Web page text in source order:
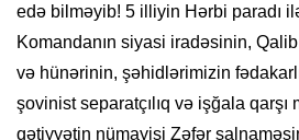
edə bilməyib! 5 illiyin Hərbi paradı
Komandanın siyasi iradəsinin,
və hünərinin, şəhidlərimizin
şovinist separatçılıq və işğala
qətiyyətin nümayişi Zəfər